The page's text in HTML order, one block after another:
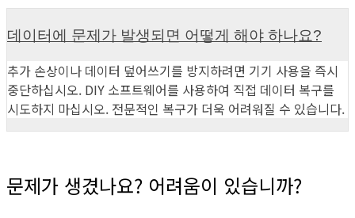
데이터에 문제가 발생되면 어떻게 해야 하나요?
추가 손상이나 데이터 덮어쓰기를 방지하려면 기기 사용을 즉시
중단하십시오. DIY 소프트웨어를 사용하여 직접 데이터 복구를
시도하지 마십시오. 전문적인 복구가 더욱 어려워질 수 있습니다.
문제가 생겼나요? 어려움이 있습니까?